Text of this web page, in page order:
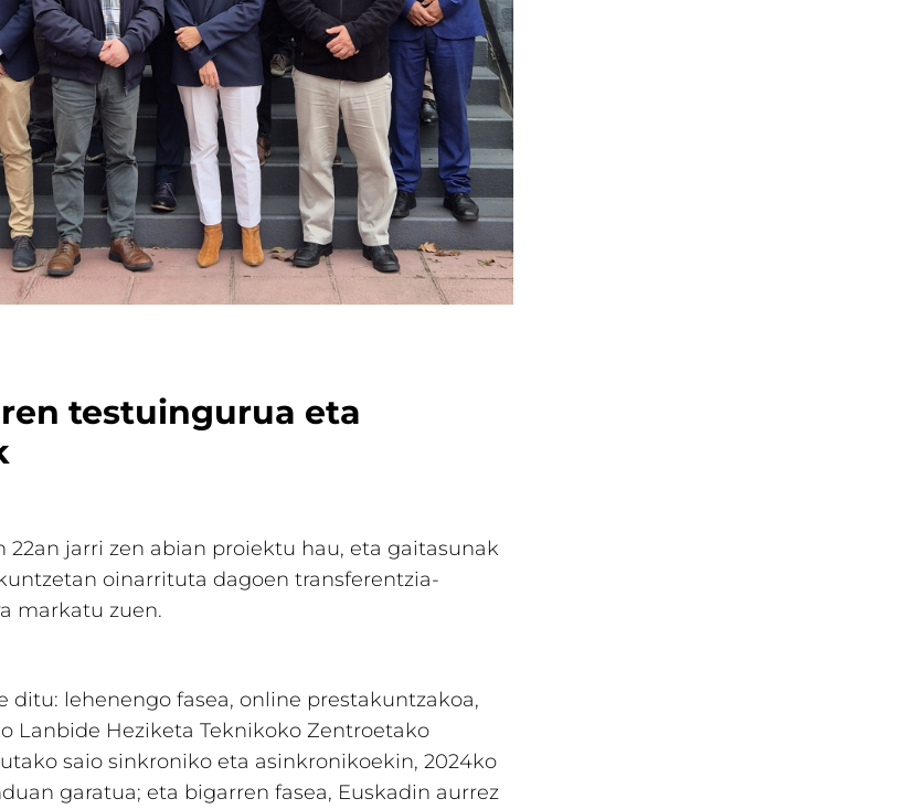
testuingurua eta
22an jarri zen abian proiektu hau, eta gaitasunak
oinarrituta dagoen transferentzia-
markatu zuen.
ditu: lehenengo fasea, online prestakuntzakoa,
Lanbide Heziketa Teknikoko Zentroetako
saio sinkroniko eta asinkronikoekin, 2024ko
garatua; eta bigarren fasea, Euskadin aurrez